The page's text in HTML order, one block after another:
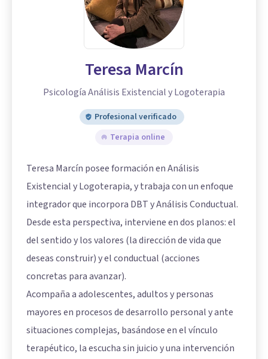
Teresa Marcín
Psicología Análisis Existencial y Logoterapia
Profesional verificado
Terapia online
Teresa Marcín posee formación en Análisis
Existencial y Logoterapia, y trabaja con un enfoque
integrador que incorpora DBT y Análisis Conductual.
Desde esta perspectiva, interviene en dos planos: el
del sentido y los valores (la dirección de vida que
deseas construir) y el conductual (acciones
concretas para avanzar).
Acompaña a adolescentes, adultos y personas
mayores en procesos de desarrollo personal y ante
situaciones complejas, basándose en el vínculo
terapéutico, la escucha sin juicio y una intervención